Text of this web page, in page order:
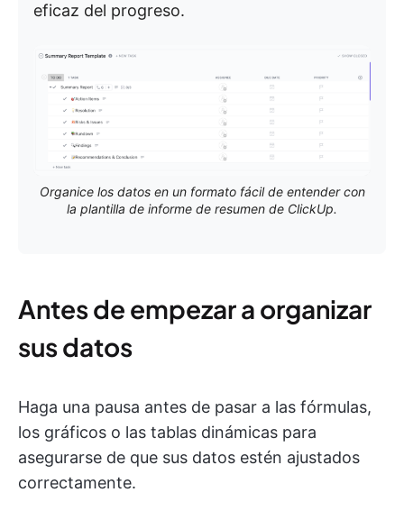
eficaz del progreso.
Organice los datos en un formato fácil de entender con
la plantilla de informe de resumen de ClickUp.
Antes de empezar a organizar
sus datos
Haga una pausa antes de pasar a las fórmulas,
los gráficos o las tablas dinámicas para
asegurarse de que sus datos estén ajustados
correctamente.